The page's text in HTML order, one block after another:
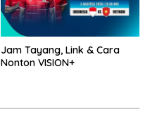
Jam Tayang, Link & Cara
Nonton VISION+